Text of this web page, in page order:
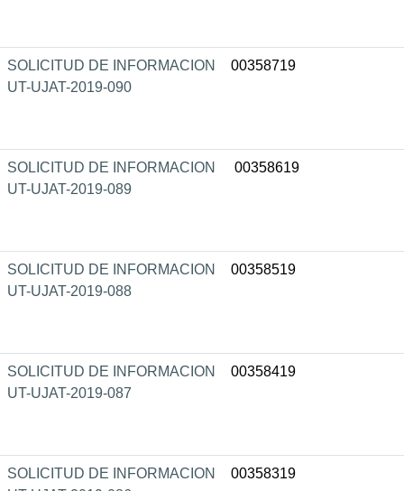
SOLICITUD DE INFORMACION
UT-UJAT-2019-090
00358719
SOLICITUD DE INFORMACION
UT-UJAT-2019-089
00358619
SOLICITUD DE INFORMACION
UT-UJAT-2019-088
00358519
SOLICITUD DE INFORMACION
UT-UJAT-2019-087
00358419
SOLICITUD DE INFORMACION
00358319